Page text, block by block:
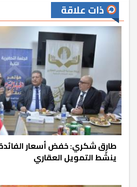
ذات علاقة
ينشّط التمويل العقاري